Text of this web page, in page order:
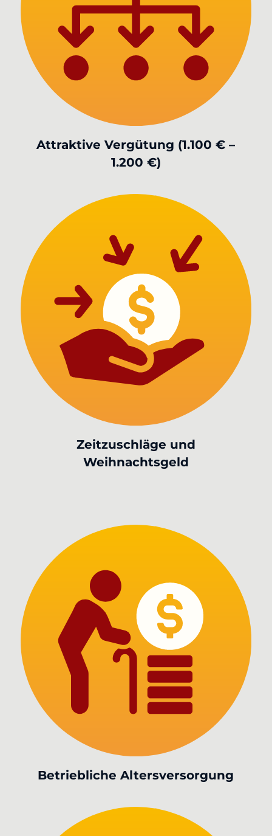
Attraktive Vergütung (1.100 € –
1.200 €)
Zeitzuschläge und
Weihnachtsgeld
Betriebliche Altersversorgung